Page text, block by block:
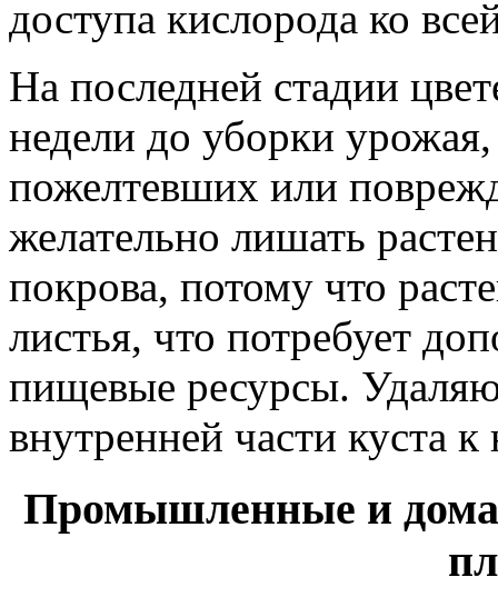
доступа кислорода ко
На последней стадии
недели до уборки
пожелтевших или
желательно лишать
покрова, потому что
листья, что потребует
пищевые ресурсы.
внутренней части куста
Промышленные и